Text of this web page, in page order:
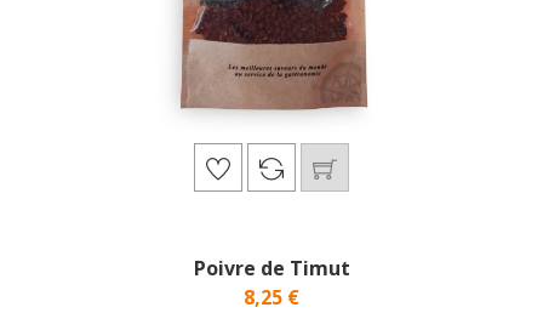
Poivre de Timut
8,25 €